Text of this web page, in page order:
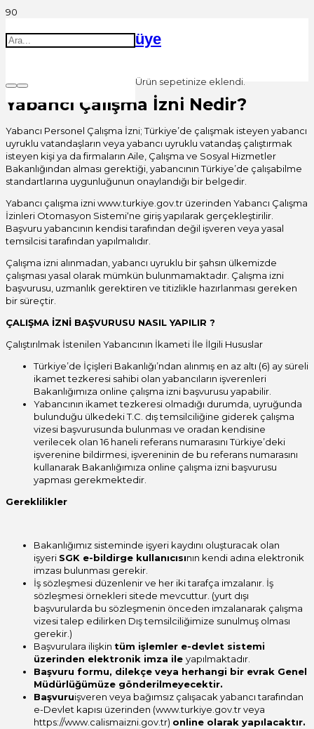
üye
Ürün sepetinize eklendi.
Yabancı Çalışma İzni Nedir?
Yabancı Personel Çalışma İzni; Türkiye’de çalışmak isteyen yabancı
uyruklu vatandaşların veya yabancı uyruklu vatandaş çalıştırmak
isteyen kişi ya da firmaların Aile, Çalışma ve Sosyal Hizmetler
Bakanlığından alması gerektiği, yabancının Türkiye’de çalışabilme
standartlarına uygunluğunun onaylandığı bir belgedir.
Yabancı çalışma izni www.turkiye.gov.tr üzerinden Yabancı Çalışma
İzinleri Otomasyon Sistemi‘ne giriş yapılarak gerçekleştirilir.
Başvuru yabancının kendisi tarafından değil işveren veya yasal
temsilcisi tarafından yapılmalıdır.
Çalışma izni alınmadan, yabancı uyruklu bir şahsın ülkemizde
çalışması yasal olarak mümkün bulunmamaktadır. Çalışma izni
başvurusu, uzmanlık gerektiren ve titizlikle hazırlanması gereken
bir süreçtir.
ÇALIŞMA İZNİ BAŞVURUSU NASIL YAPILIR ?
Çalıştırılmak İstenilen Yabancının İkameti İle İlgili Hususlar
Türkiye’de İçişleri Bakanlığı’ndan alınmış en az altı (6) ay süreli
ikamet tezkeresi sahibi olan yabancıların işverenleri
Bakanlığımıza online çalışma izni başvurusu yapabilir.
Yabancının ikamet tezkeresi olmadığı durumda, uyruğunda
bulunduğu ülkedeki T.C. dış temsilciliğine giderek çalışma
vizesi başvurusunda bulunması ve oradan kendisine
verilecek olan 16 haneli referans numarasını Türkiye’deki
işverenine bildirmesi, işvereninin de bu referans numarasını
kullanarak Bakanlığımıza online çalışma izni başvurusu
yapması gerekmektedir.
Gereklilikler
Bakanlığımız sisteminde işyeri kaydını oluşturacak olan
işyeri SGK e-bildirge kullanıcısının kendi adına elektronik
imzası bulunması gerekir.
İş sözleşmesi düzenlenir ve her iki tarafça imzalanır. İş
sözleşmesi örnekleri sitede mevcuttur. (yurt dışı
başvurularda bu sözleşmenin önceden imzalanarak çalışma
vizesi talep edilirken Dış temsilciliğimize sunulmuş olması
gerekir.)
Başvurulara ilişkin tüm işlemler e-devlet sistemi
üzerinden elektronik imza ile yapılmaktadır.
Başvuru formu, dilekçe veya herhangi bir evrak Genel
Müdürlüğümüze gönderilmeyecektir.
Başvuruişveren veya bağımsız çalışacak yabancı tarafından
e-Devlet kapısı üzerinden (www.turkiye.gov.tr veya
https://www.calismaizni.gov.tr) online olarak yapılacaktır.